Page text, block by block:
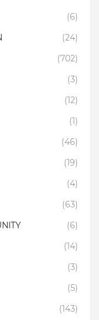
(6)
(24)
(702)
(3)
(12)
(1)
(46)
(19)
(4)
(63)
(6)
(14)
(3)
(5)
(143)